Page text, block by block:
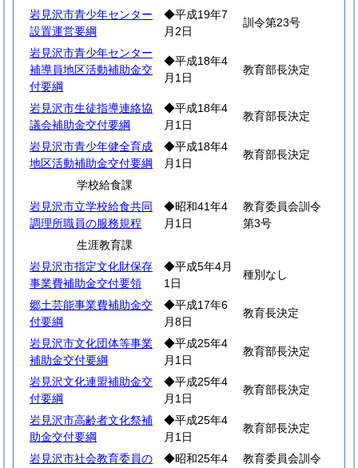
岩見沢市青少年センター
設置運営要綱
◆平成19年7
月2日
訓令第23号
岩見沢市青少年センター
補導員地区活動補助金交
付要綱
◆平成18年4
月1日
教育部長決定
岩見沢市生徒指導連絡協
議会補助金交付要綱
◆平成18年4
月1日
教育部長決定
岩見沢市青少年健全育成
地区活動補助金交付要綱
◆平成18年4
月1日
教育部長決定
学校給食課
岩見沢市立学校給食共同
調理所職員の服務規程
◆昭和41年4
月1日
教育委員会訓令
第3号
生涯教育課
岩見沢市指定文化財保存
事業費補助金交付要領
◆平成5年4月
1日
種別なし
郷土芸能事業費補助金交
付要綱
◆平成17年6
月8日
教育長決定
岩見沢市文化団体等事業
補助金交付要綱
◆平成25年4
月1日
教育部長決定
岩見沢文化連盟補助金交
付要綱
◆平成25年4
月1日
教育部長決定
岩見沢市高齢者文化祭補
助金交付要綱
◆平成25年4
月1日
教育部長決定
岩見沢市社会教育委員の
◆昭和25年4
教育委員会訓令